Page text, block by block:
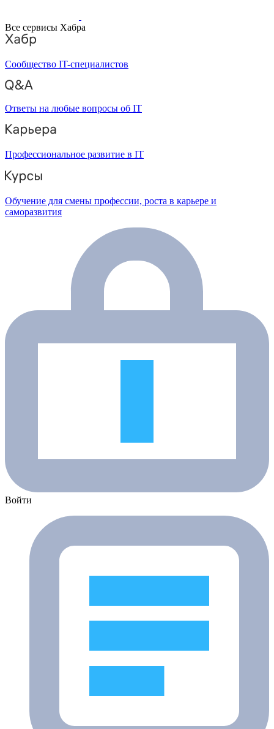
Все сервисы Хабра
Сообщество IT-специалистов
Ответы на любые вопросы об IT
Профессиональное развитие в IT
Обучение для смены профессии, роста в карьере и
саморазвития
Войти